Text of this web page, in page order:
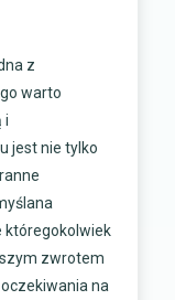
z
warto
i
jest nie tylko
któregokolwiek
zwrotem
na